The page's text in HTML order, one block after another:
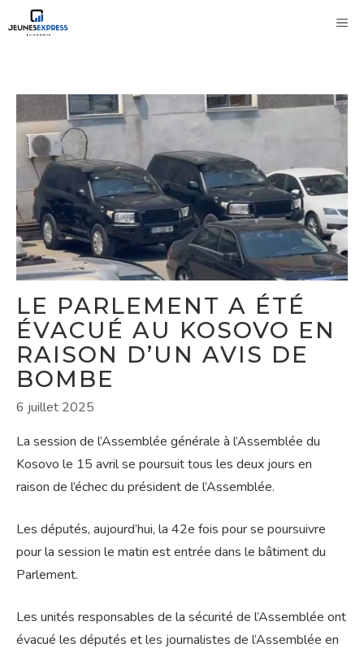
au
LE PARLEMENT A ÉTÉ
ÉVACUÉ AU KOSOVO EN
RAISON D’UN AVIS DE
BOMBE
6 juillet 2025
La session de l’Assemblée générale à l’Assemblée du
Kosovo le 15 avril se poursuit tous les deux jours en
raison de l’échec du président de l’Assemblée.
Les députés, aujourd’hui, la 42e fois pour se poursuivre
pour la session le matin est entrée dans le bâtiment du
Parlement.
Les unités responsables de la sécurité de l’Assemblée ont
évacué les députés et les journalistes de l’Assemblée en